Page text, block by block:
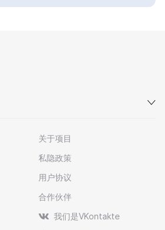
关于项目
私隐政策
用户协议
合作伙伴
我们是VKontakte